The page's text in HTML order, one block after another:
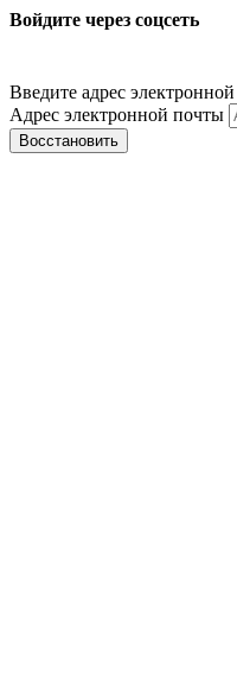
Войдите через соцсеть
Введите адрес
Адрес электронной почты